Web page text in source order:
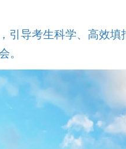
引导考生科学、高效
。